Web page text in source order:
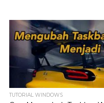
TUTORIAL WINDOWS